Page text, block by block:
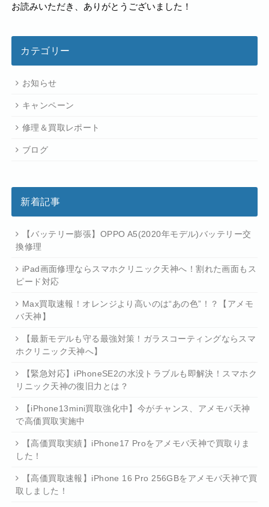
お読みいただき、ありがとうございました！
カテゴリー
お知らせ
キャンペーン
修理＆買取レポート
ブログ
新着記事
【バッテリー膨張】OPPO A5(2020年モデル)バッテリー交
換修理
iPad画面修理ならスマホクリニック天神へ！割れた画面もス
ピード対応
Max買取速報！オレンジより高いのは“あの色”！？【アメモ
バ天神】
【最新モデルも守る最強対策！ガラスコーティングならスマ
ホクリニック天神へ】
【緊急対応】iPhoneSE2の水没トラブルも即解決！スマホク
リニック天神の復旧力とは？
【iPhone13mini買取強化中】今がチャンス、アメモバ天神
で高価買取実施中
【高価買取実績】iPhone17 Proをアメモバ天神で買取りま
した！
【高価買取速報】iPhone 16 Pro 256GBをアメモバ天神で買
取しました！